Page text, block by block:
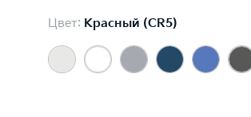
Цвет: Красный (CR5)